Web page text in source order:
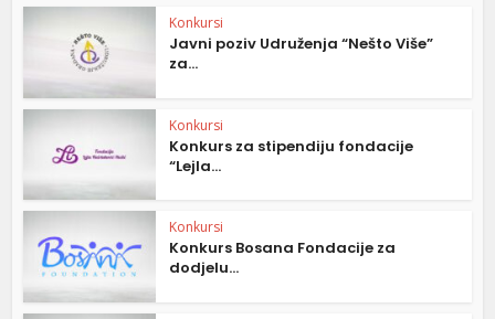
Konkursi
Javni poziv Udruženja “Nešto Više”
za...
Konkursi
Konkurs za stipendiju fondacije
“Lejla...
Konkursi
Konkurs Bosana Fondacije za
dodjelu...